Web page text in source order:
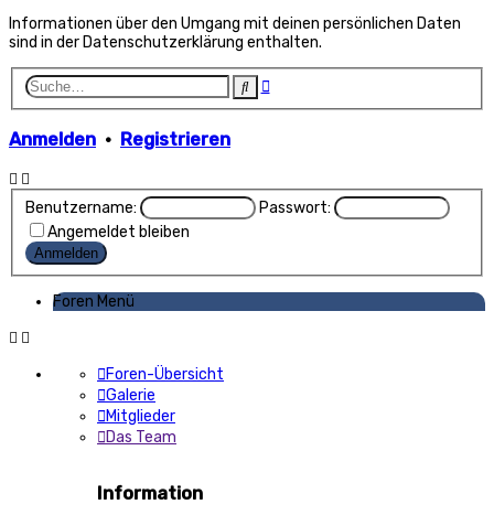
Informationen über den Umgang mit deinen persönlichen Daten
sind in der Datenschutzerklärung enthalten.
SucheErweiterte
Anmelden • Registrieren
Benutzername:
Passwort:
Angemeldet bleiben
Foren Menü
Foren-Übersicht
Galerie
Mitglieder
Das Team
Information